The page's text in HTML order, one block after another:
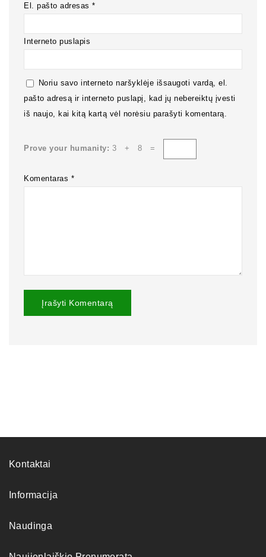
El. pašto adresas *
Interneto puslapis
Noriu savo interneto naršyklėje išsaugoti vardą, el.
pašto adresą ir interneto puslapį, kad jų nebereiktų įvesti
iš naujo, kai kitą kartą vėl norėsiu parašyti komentarą.
Prove your humanity: 3 + 8 =
Komentaras *
Kontaktai
Informacija
Naudinga